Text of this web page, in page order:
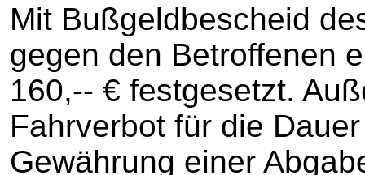
Mit Bußgeldbescheid
gegen den Betroffenen
160,-- € festgesetzt.
Fahrverbot für die
Gewährung einer